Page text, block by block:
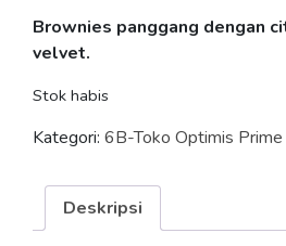
Brownies panggang dengan
velvet.
Stok habis
Kategori: 6B-Toko Optimis Prime
Deskripsi